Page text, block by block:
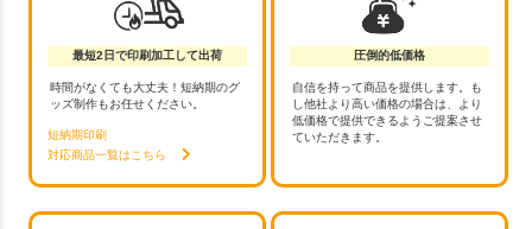
最短2日で印刷加工して出荷
時間がなくても大丈夫！短納期のグ
ッズ制作もお任せください。
短納期印刷
対応商品一覧はこちら
圧倒的低価格
自信を持って商品を提供します。も
し他社より高い価格の場合は、より
低価格で提供できるようご提案させ
ていただきます。